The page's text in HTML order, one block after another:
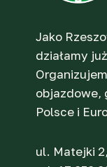
Jako
działamy
objazdowe,
Polsce i
ul. Matejki